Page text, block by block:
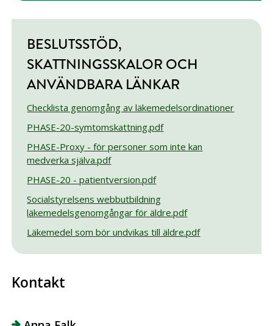
BESLUTSSTÖD,
SKATTNINGSSKALOR OCH
ANVÄNDBARA LÄNKAR
Checklista genomgång av läkemedelsordinationer
PHASE-20-symtomskattning.pdf
PHASE-Proxy - för personer som inte kan
medverka själva.pdf
PHASE-20 - patientversion.pdf
Socialstyrelsens webbutbildning
läkemedelsgenomgångar för äldre.pdf
Läkemedel som bör undvikas till äldre.pdf
Kontakt